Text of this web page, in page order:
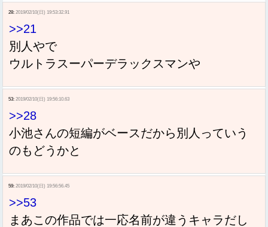
28: 2019/02/10(日) 19:53:32.91
>>21
別人やで
ウルトラスーパーデラックスマンや
53: 2019/02/10(日) 19:56:10.63
>>28
小池さんの短編がベースだから別人っていう
のもどうかと
59: 2019/02/10(日) 19:56:56.45
>>53
まあこの作品では一応名前が違うキャラだし